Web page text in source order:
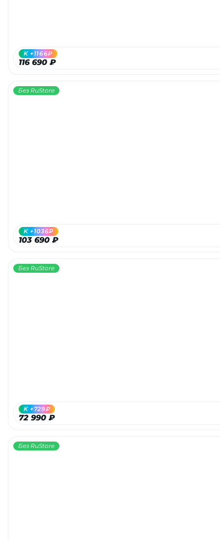
116 690 ₽
K +1166₽
Без RuStore
103 690 ₽
K +1036₽
Без RuStore
72 990 ₽
K +729₽
Без RuStore